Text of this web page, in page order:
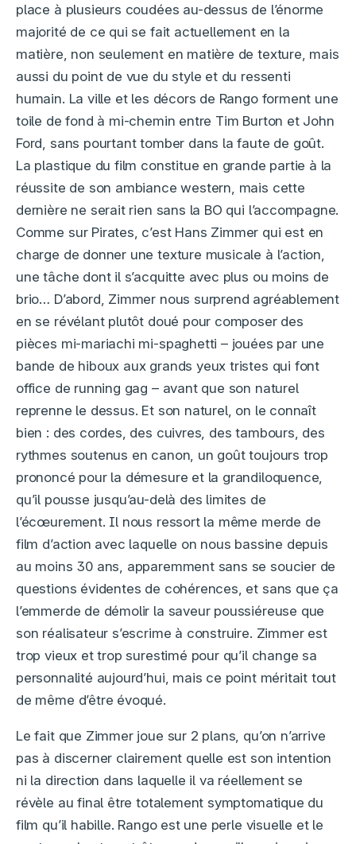
place à plusieurs coudées au-dessus de l’énorme
majorité de ce qui se fait actuellement en la
matière, non seulement en matière de texture, mais
aussi du point de vue du style et du ressenti
humain. La ville et les décors de Rango forment une
toile de fond à mi-chemin entre Tim Burton et John
Ford, sans pourtant tomber dans la faute de goût.
La plastique du film constitue en grande partie à la
réussite de son ambiance western, mais cette
dernière ne serait rien sans la BO qui l’accompagne.
Comme sur Pirates, c’est Hans Zimmer qui est en
charge de donner une texture musicale à l’action,
une tâche dont il s’acquitte avec plus ou moins de
brio… D’abord, Zimmer nous surprend agréablement
en se révélant plutôt doué pour composer des
pièces mi-mariachi mi-spaghetti – jouées par une
bande de hiboux aux grands yeux tristes qui font
office de running gag – avant que son naturel
reprenne le dessus. Et son naturel, on le connaît
bien : des cordes, des cuivres, des tambours, des
rythmes soutenus en canon, un goût toujours trop
prononcé pour la démesure et la grandiloquence,
qu’il pousse jusqu’au-delà des limites de
l’écœurement. Il nous ressort la même merde de
film d’action avec laquelle on nous bassine depuis
au moins 30 ans, apparemment sans se soucier de
questions évidentes de cohérences, et sans que ça
l’emmerde de démolir la saveur poussiéreuse que
son réalisateur s’escrime à construire. Zimmer est
trop vieux et trop surestimé pour qu’il change sa
personnalité aujourd’hui, mais ce point méritait tout
de même d’être évoqué.
Le fait que Zimmer joue sur 2 plans, qu’on n’arrive
pas à discerner clairement quelle est son intention
ni la direction dans laquelle il va réellement se
révèle au final être totalement symptomatique du
film qu’il habille. Rango est une perle visuelle et le